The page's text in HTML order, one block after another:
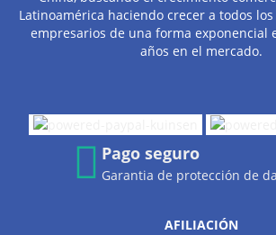
Latinoamérica haciendo crecer a todos
empresarios de una forma exponencial
años en el mercado.
Pago seguro
Garantia de protección de
AFILIACIÓN